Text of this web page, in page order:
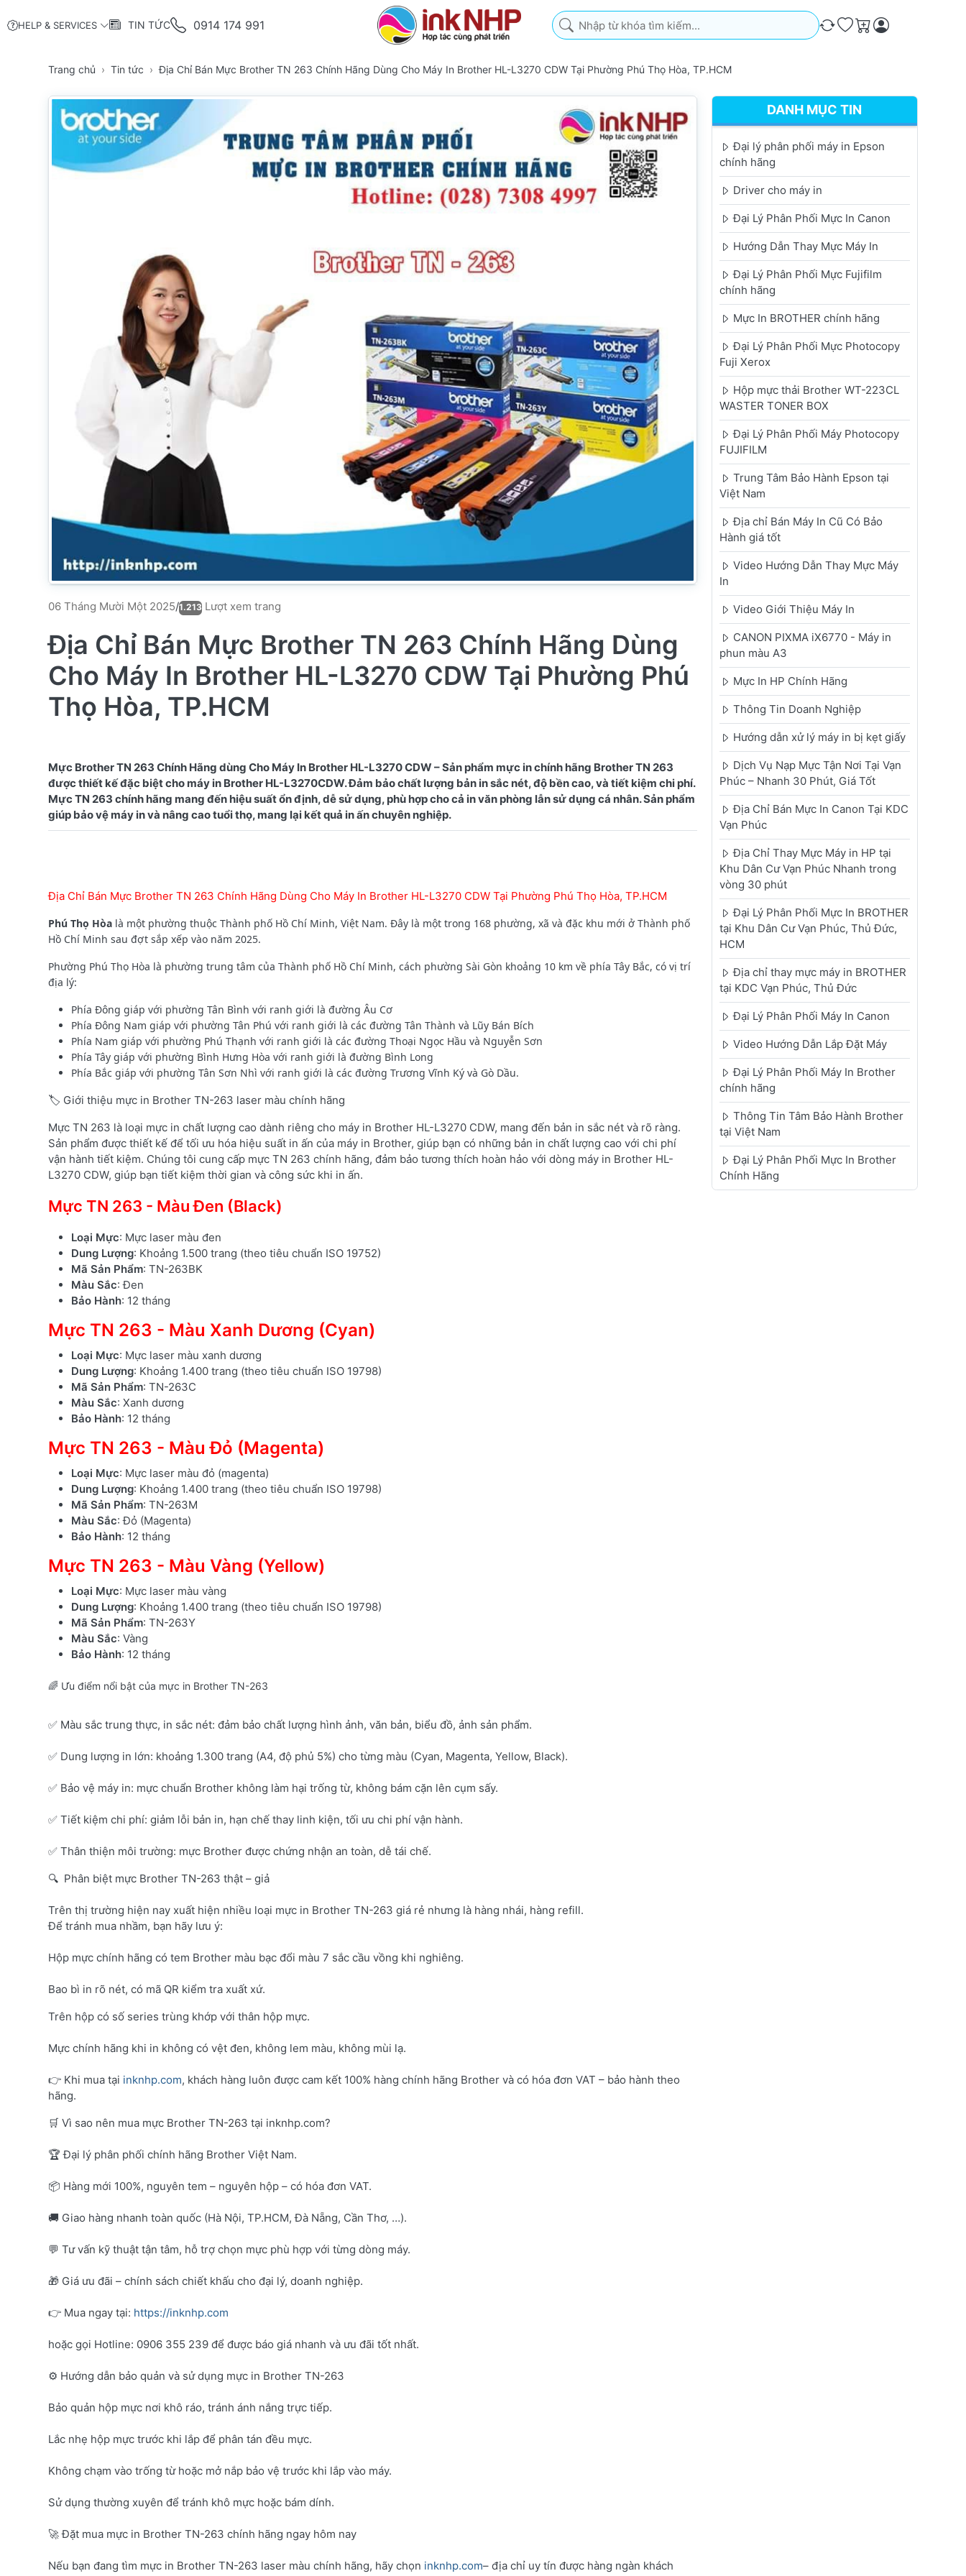
HELP & SERVICES TIN TỨC 0914 174 991
Nhập từ khóa tìm kiếm. Kết quả sẽ tự động xuất hiện khi bạn nhập. Nhấn phím
So sánh
Ưa thích
Giỏ hàng
Trang chủ Tin tức Địa Chỉ Bán Mực Brother TN 263 Chính Hãng Dùng Cho Máy In Brother HL-L3270 CDW Tại Phường Phú Thọ Hòa, TP.HCM
06 Tháng Mười Một 2025/1.213 Lượt xem trang
Địa Chỉ Bán Mực Brother TN 263 Chính Hãng Dùng
Cho Máy In Brother HL-L3270 CDW Tại Phường Phú
Thọ Hòa, TP.HCM
Mực Brother TN 263 Chính Hãng dùng Cho Máy In Brother HL-L3270 CDW – Sản phẩm mực in chính hãng Brother TN 263
được thiết kế đặc biệt cho máy in Brother HL-L3270CDW. Đảm bảo chất lượng bản in sắc nét, độ bền cao, và tiết kiệm chi phí.
Mực TN 263 chính hãng mang đến hiệu suất ổn định, dễ sử dụng, phù hợp cho cả in văn phòng lẫn sử dụng cá nhân. Sản phẩm
Địa Chỉ Bán Mực Brother TN 263 Chính Hãng Dùng Cho Máy In Brother HL-L3270 CDW Tại Phường Phú Thọ Hòa, TP.HCM
Phú Thọ Hòa là một phường thuộc Thành phố Hồ Chí Minh, Việt Nam. Đây là một trong 168 phường, xã và đặc khu mới ở Thành phố
Hồ Chí Minh sau đợt sắp xếp vào năm 2025.
Phường Phú Thọ Hòa là phường trung tâm của Thành phố Hồ Chí Minh, cách phường Sài Gòn khoảng 10 km về phía Tây Bắc, có vị trí
địa lý:
Phía Đông giáp với phường Tân Bình với ranh giới là đường Âu Cơ
Phía Đông Nam giáp với phường Tân Phú với ranh giới là các đường Tân Thành và Lũy Bán Bích
Phía Nam giáp với phường Phú Thạnh với ranh giới là các đường Thoại Ngọc Hầu và Nguyễn Sơn
Phía Tây giáp với phường Bình Hưng Hòa với ranh giới là đường Bình Long
Phía Bắc giáp với phường Tân Sơn Nhì với ranh giới là các đường Trương Vĩnh Ký và Gò Dầu.
🏷️ Giới thiệu mực in Brother TN-263 laser màu chính hãng
Mực TN 263 là loại mực in chất lượng cao dành riêng cho máy in Brother HL-L3270 CDW, mang đến bản in sắc nét và rõ ràng.
Sản phẩm được thiết kế để tối ưu hóa hiệu suất in ấn của máy in Brother, giúp bạn có những bản in chất lượng cao với chi phí
vận hành tiết kiệm. Chúng tôi cung cấp mực TN 263 chính hãng, đảm bảo tương thích hoàn hảo với dòng máy in Brother HL-
L3270 CDW, giúp bạn tiết kiệm thời gian và công sức khi in ấn.
Mực TN 263 - Màu Đen (Black)
Loại Mực: Mực laser màu đen
Dung Lượng: Khoảng 1.500 trang (theo tiêu chuẩn ISO 19752)
Mã Sản Phẩm: TN-263BK
Màu Sắc: Đen
Bảo Hành: 12 tháng
Mực TN 263 - Màu Xanh Dương (Cyan)
Loại Mực: Mực laser màu xanh dương
Dung Lượng: Khoảng 1.400 trang (theo tiêu chuẩn ISO 19798)
Mã Sản Phẩm: TN-263C
Màu Sắc: Xanh dương
Bảo Hành: 12 tháng
Mực TN 263 - Màu Đỏ (Magenta)
Loại Mực: Mực laser màu đỏ (magenta)
Dung Lượng: Khoảng 1.400 trang (theo tiêu chuẩn ISO 19798)
Mã Sản Phẩm: TN-263M
Màu Sắc: Đỏ (Magenta)
Bảo Hành: 12 tháng
Mực TN 263 - Màu Vàng (Yellow)
Loại Mực: Mực laser màu vàng
Dung Lượng: Khoảng 1.400 trang (theo tiêu chuẩn ISO 19798)
Mã Sản Phẩm: TN-263Y
Màu Sắc: Vàng
Bảo Hành: 12 tháng
🌈 Ưu điểm nổi bật của mực in Brother TN-263
✅ Màu sắc trung thực, in sắc nét: đảm bảo chất lượng hình ảnh, văn bản, biểu đồ, ảnh sản phẩm.
✅ Dung lượng in lớn: khoảng 1.300 trang (A4, độ phủ 5%) cho từng màu (Cyan, Magenta, Yellow, Black).
✅ Bảo vệ máy in: mực chuẩn Brother không làm hại trống từ, không bám cặn lên cụm sấy.
✅ Tiết kiệm chi phí: giảm lỗi bản in, hạn chế thay linh kiện, tối ưu chi phí vận hành.
✅ Thân thiện môi trường: mực Brother được chứng nhận an toàn, dễ tái chế.
🔍 Phân biệt mực Brother TN-263 thật – giả
Trên thị trường hiện nay xuất hiện nhiều loại mực in Brother TN-263 giá rẻ nhưng là hàng nhái, hàng refill.
Để tránh mua nhầm, bạn hãy lưu ý:
Hộp mực chính hãng có tem Brother màu bạc đổi màu 7 sắc cầu vồng khi nghiêng.
Bao bì in rõ nét, có mã QR kiểm tra xuất xứ.
Trên hộp có số series trùng khớp với thân hộp mực.
Mực chính hãng khi in không có vệt đen, không lem màu, không mùi lạ.
👉 Khi mua tại inknhp.com, khách hàng luôn được cam kết 100% hàng chính hãng Brother và có hóa đơn VAT – bảo hành theo
hãng.
🛒 Vì sao nên mua mực Brother TN-263 tại inknhp.com?
🏆 Đại lý phân phối chính hãng Brother Việt Nam.
📦 Hàng mới 100%, nguyên tem – nguyên hộp – có hóa đơn VAT.
🚚 Giao hàng nhanh toàn quốc (Hà Nội, TP.HCM, Đà Nẵng, Cần Thơ, …).
💬 Tư vấn kỹ thuật tận tâm, hỗ trợ chọn mực phù hợp với từng dòng máy.
🎁 Giá ưu đãi – chính sách chiết khấu cho đại lý, doanh nghiệp.
👉 Mua ngay tại: https://inknhp.com
hoặc gọi Hotline: 0906 355 239 để được báo giá nhanh và ưu đãi tốt nhất.
⚙️ Hướng dẫn bảo quản và sử dụng mực in Brother TN-263
Bảo quản hộp mực nơi khô ráo, tránh ánh nắng trực tiếp.
Lắc nhẹ hộp mực trước khi lắp để phân tán đều mực.
Không chạm vào trống từ hoặc mở nắp bảo vệ trước khi lắp vào máy.
Sử dụng thường xuyên để tránh khô mực hoặc bám dính.
🚀 Đặt mua mực in Brother TN-263 chính hãng ngay hôm nay
Nếu bạn đang tìm mực in Brother TN-263 laser màu chính hãng, hãy chọn inknhp.com– địa chỉ uy tín được hàng ngàn khách
DANH MỤC TIN
Đại lý phân phối máy in Epson
chính hãng
Driver cho máy in
Đại Lý Phân Phối Mực In Canon
Hướng Dẫn Thay Mực Máy In
Đại Lý Phân Phối Mực Fujifilm
chính hãng
Mực In BROTHER chính hãng
Đại Lý Phân Phối Mực Photocopy
Fuji Xerox
Hộp mực thải Brother WT-223CL
WASTER TONER BOX
Đại Lý Phân Phối Máy Photocopy
FUJIFILM
Trung Tâm Bảo Hành Epson tại
Việt Nam
Địa chỉ Bán Máy In Cũ Có Bảo
Hành giá tốt
Video Hướng Dẫn Thay Mực Máy
In
Video Giới Thiệu Máy In
CANON PIXMA iX6770 - Máy in
phun màu A3
Mực In HP Chính Hãng
Thông Tin Doanh Nghiệp
Hướng dẫn xử lý máy in bị kẹt giấy
Dịch Vụ Nạp Mực Tận Nơi Tại Vạn
Phúc – Nhanh 30 Phút, Giá Tốt
Địa Chỉ Bán Mực In Canon Tại KDC
Vạn Phúc
Địa Chỉ Thay Mực Máy in HP tại
Khu Dân Cư Vạn Phúc Nhanh trong
vòng 30 phút
Đại Lý Phân Phối Mực In BROTHER
tại Khu Dân Cư Vạn Phúc, Thủ Đức,
HCM
Địa chỉ thay mực máy in BROTHER
tại KDC Vạn Phúc, Thủ Đức
Đại Lý Phân Phối Máy In Canon
Video Hướng Dẫn Lắp Đặt Máy
Đại Lý Phân Phối Máy In Brother
chính hãng
Thông Tin Tâm Bảo Hành Brother
tại Việt Nam
Đại Lý Phân Phối Mực In Brother
Chính Hãng